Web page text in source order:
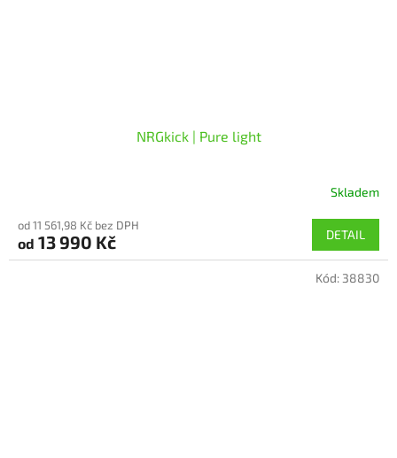
NRGkick | Pure light
produktu
je
5,0
Skladem
od 11 561,98 Kč bez DPH
od 13 990 Kč DETAIL
Kód: 38830